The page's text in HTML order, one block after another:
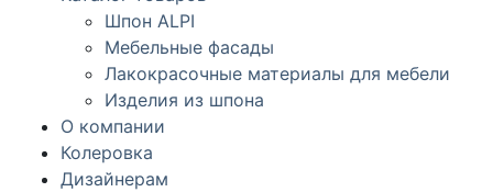
Шпон ALPI
Мебельные фасады
Лакокрасочные материалы для мебели
Изделия из шпона
О компании
Колеровка
Дизайнерам